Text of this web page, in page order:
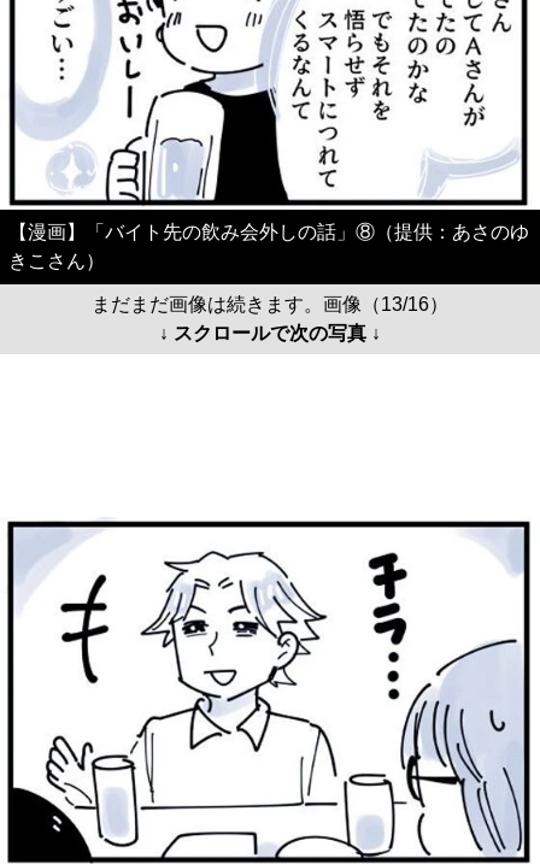
【漫画】「バイト先の飲み会外しの話」⑧（提供：あさのゆ
きこさん）
まだまだ画像は続きます。画像（13/16）
↓ スクロールで次の写真 ↓